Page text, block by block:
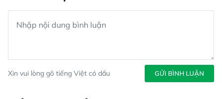
Xin vui lòng gõ tiếng Việt có dấu GỬI BÌNH LUẬN